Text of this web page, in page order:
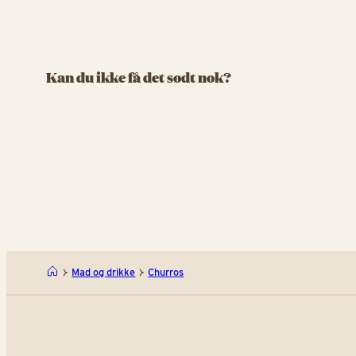
Kan du ikke få det sødt nok?
Mad og drikke Churros